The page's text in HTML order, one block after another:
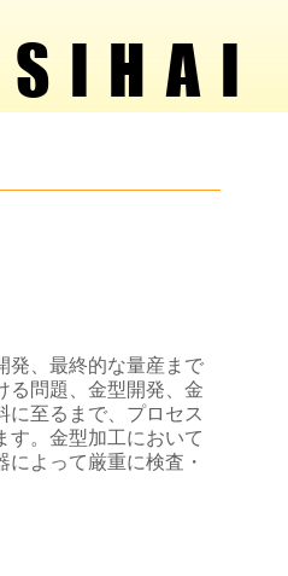
SIHAI
SIHAI
発、最終的な量産まで
る問題、金型開発、金
に至るまで、プロセス
す。金型加工において
よって厳重に検査・